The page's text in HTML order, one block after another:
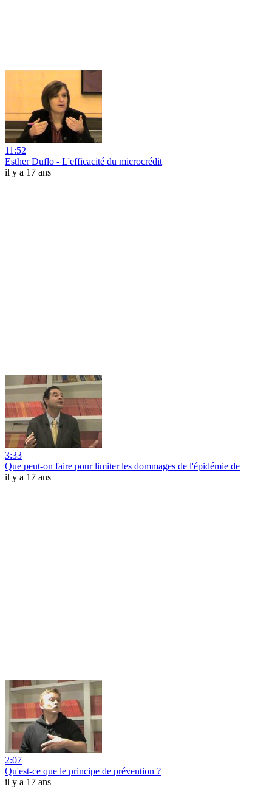
11:52
Esther Duflo - L'efficacité du microcrédit
il y a 17 ans
3:33
Que peut-on faire pour limiter les dommages de l'épidémie de
il y a 17 ans
2:07
Qu'est-ce que le principe de prévention ?
il y a 17 ans